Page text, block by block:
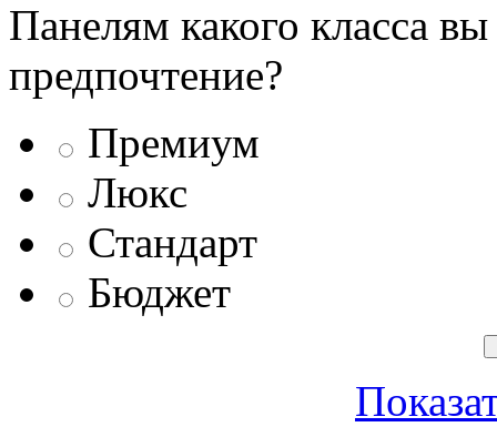
Панелям какого класса
предпочтение?
Премиум
Люкс
Стандарт
Бюджет